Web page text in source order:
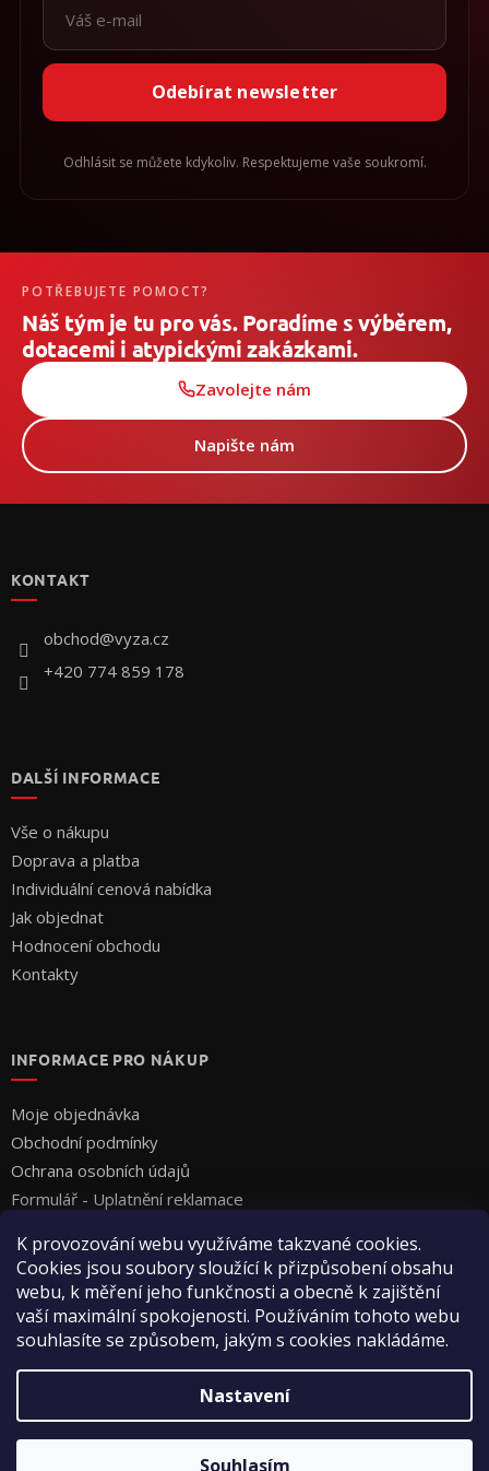
K provozování webu využíváme takzvané cookies.
Cookies jsou soubory sloužící k přizpůsobení obsahu
webu, k měření jeho funkčnosti a obecně k zajištění
vaší maximální spokojenosti. Používáním tohoto webu
souhlasíte se způsobem, jakým s cookies nakládáme.
Nastavení
Souhlasím
Odebírat newsletter
Odhlásit se můžete kdykoliv. Respektujeme vaše soukromí.
POTŘEBUJETE POMOCT?
Náš tým je tu pro vás. Poradíme s výběrem,
dotacemi i atypickými zakázkami.
Zavolejte nám
Napište nám
KONTAKT
obchod@vyza.cz
+420 774 859 178
DALŠÍ INFORMACE
Vše o nákupu
Doprava a platba
Individuální cenová nabídka
Jak objednat
Hodnocení obchodu
Kontakty
INFORMACE PRO NÁKUP
Moje objednávka
Obchodní podmínky
Ochrana osobních údajů
Formulář - Uplatnění reklamace
Vytvořil Shoptet
Copyright 2026Vyza Professional s.r.o.. Všechna práva
vyhrazena.